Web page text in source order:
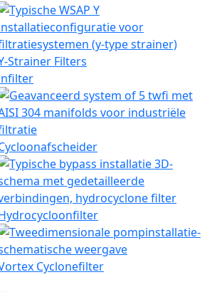
Strainer Filters
Cyclonefilter